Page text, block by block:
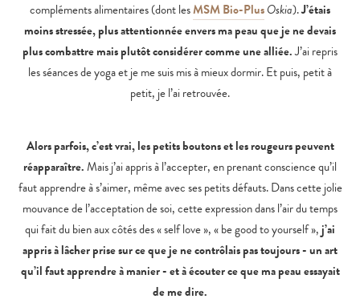
compléments alimentaires (dont lesMSM Bio-PlusOskia).J’étais
moins stressée, plus attentionnée envers ma peau que je ne devais
plus combattre mais plutôt considérer comme une alliée.J’ai repris
les séances de yoga et je me suis mis à mieux dormir. Et puis, petit à
petit, je l’ai retrouvée.
Alors parfois, c’est vrai, les petits boutons et les rougeurs peuvent
réapparaître.Mais j’ai appris à l’accepter, en prenant conscience qu’il
faut apprendre à s’aimer, même avec ses petits défauts. Dans cette jolie
mouvance de l’acceptation de soi, cette expression dans l’air du temps
qui fait du bien aux côtés des « self love », « be good to yourself », j’ai
appris à lâcher prise sur ce que je ne contrôlais pas toujours - un art
qu’il faut apprendre à manier - et à écouter ce que ma peau essayait
de me dire.